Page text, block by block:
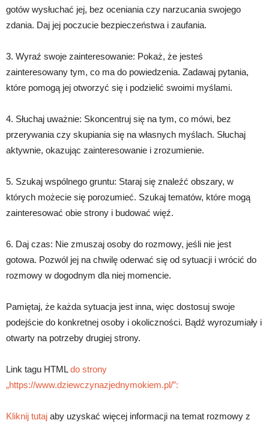
gotów wysłuchać jej, bez oceniania czy narzucania swojego
zdania. Daj jej poczucie bezpieczeństwa i zaufania.
3. Wyraź swoje zainteresowanie: Pokaż, że jesteś
zainteresowany tym, co ma do powiedzenia. Zadawaj pytania,
które pomogą jej otworzyć się i podzielić swoimi myślami.
4. Słuchaj uważnie: Skoncentruj się na tym, co mówi, bez
przerywania czy skupiania się na własnych myślach. Słuchaj
aktywnie, okazując zainteresowanie i zrozumienie.
5. Szukaj wspólnego gruntu: Staraj się znaleźć obszary, w
których możecie się porozumieć. Szukaj tematów, które mogą
zainteresować obie strony i budować więź.
6. Daj czas: Nie zmuszaj osoby do rozmowy, jeśli nie jest
gotowa. Pozwól jej na chwilę oderwać się od sytuacji i wrócić do
rozmowy w dogodnym dla niej momencie.
Pamiętaj, że każda sytuacja jest inna, więc dostosuj swoje
podejście do konkretnej osoby i okoliczności. Bądź wyrozumiały i
otwarty na potrzeby drugiej strony.
Link tagu HTMLdo strony
„https://www.dziewczynazjednymokiem.pl/”:
Kliknij tutaj aby uzyskać więcej informacji na temat rozmowy z